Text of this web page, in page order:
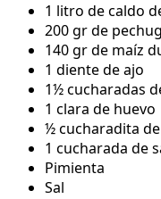
1 litro de caldo
200 gr de
140 gr de maíz
1 diente de ajo
1½ cucharadas
1 clara de huevo
½ cucharadita
1 cucharada de
Pimienta
Sal